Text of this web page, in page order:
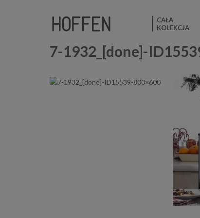
CAŁA
KOLEKCJA
7-1932_[done]-